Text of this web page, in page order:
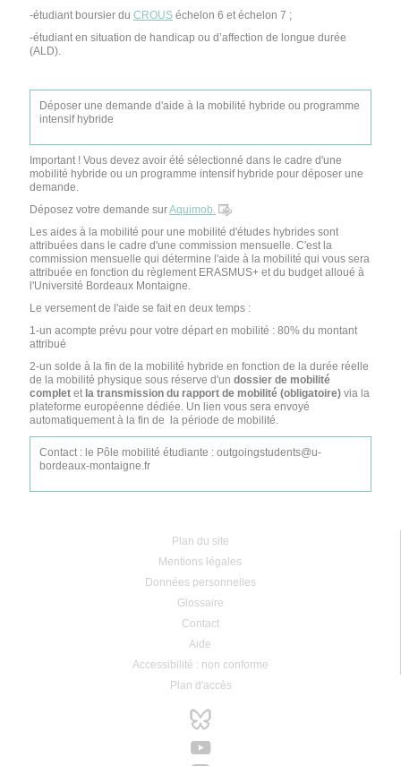
-étudiant boursier duCROUS échelon 6 et échelon 7 ;
-étudiant en situation de handicap ou d’affection de longue durée
(ALD).
Déposer une demande d'aide à la mobilité hybride ou programme
intensif hybride
Important ! Vous devez avoir été sélectionné dans le cadre d'une
mobilité hybride ou un programme intensif hybride pour déposer une
demande.
Déposez votre demande surAquimob.
Les aides à la mobilité pour une mobilité d'études hybrides sont
attribuées dans le cadre d'une commission mensuelle. C'est la
commission mensuelle qui détermine l'aide à la mobilité qui vous sera
attribuée en fonction du règlement ERASMUS+ et du budget alloué à
l'Université Bordeaux Montaigne.
Le versement de l'aide se fait en deux temps :
1-un acompte prévu pour votre départ en mobilité : 80% du montant
attribué
2-un solde à la fin de la mobilité hybride en fonction de la durée réelle
de la mobilité physique sous réserve d'undossier de mobilité
complet et la transmission du rapport de mobilité (obligatoire)via la
plateforme européenne dédiée. Un lien vous sera envoyé
automatiquement à la fin de la période de mobilité.
Contact : le Pôle mobilité étudiante : outgoingstudents@u-
bordeaux-montaigne.fr
Plan du site
Mentions légales
Données personnelles
Glossaire
Contact
Aide
Accessibilité : non conforme
Plan d'accès